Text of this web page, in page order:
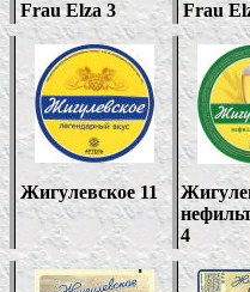
Frau Elza 3 Frau
Жигулевское 11
4